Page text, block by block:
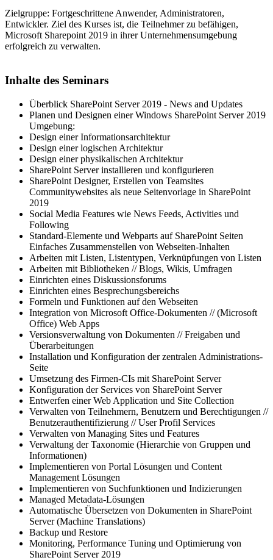
Zielgruppe: Fortgeschrittene Anwender, Administratoren,
Entwickler. Ziel des Kurses ist, die Teilnehmer zu befähigen,
Microsoft Sharepoint 2019 in ihrer Unternehmensumgebung
erfolgreich zu verwalten.
Inhalte des Seminars
Überblick SharePoint Server 2019 - News and Updates
Planen und Designen einer Windows SharePoint Server 2019
Umgebung:
Design einer Informationsarchitektur
Design einer logischen Architektur
Design einer physikalischen Architektur
SharePoint Server installieren und konfigurieren
SharePoint Designer, Erstellen von Teamsites
Communitywebsites als neue Seitenvorlage in SharePoint
2019
Social Media Features wie News Feeds, Activities und
Following
Standard-Elemente und Webparts auf SharePoint Seiten
Einfaches Zusammenstellen von Webseiten-Inhalten
Arbeiten mit Listen, Listentypen, Verknüpfungen von Listen
Arbeiten mit Bibliotheken // Blogs, Wikis, Umfragen
Einrichten eines Diskussionsforums
Einrichten eines Besprechungsbereichs
Formeln und Funktionen auf den Webseiten
Integration von Microsoft Office-Dokumenten // (Microsoft
Office) Web Apps
Versionsverwaltung von Dokumenten // Freigaben und
Überarbeitungen
Installation und Konfiguration der zentralen Administrations-
Seite
Umsetzung des Firmen-CIs mit SharePoint Server
Konfiguration der Services von SharePoint Server
Entwerfen einer Web Application und Site Collection
Verwalten von Teilnehmern, Benutzern und Berechtigungen //
Benutzerauthentifizierung // User Profil Services
Verwalten von Managing Sites und Features
Verwaltung der Taxonomie (Hierarchie von Gruppen und
Informationen)
Implementieren von Portal Lösungen und Content
Management Lösungen
Implementieren von Suchfunktionen und Indizierungen
Managed Metadata-Lösungen
Automatische Übersetzen von Dokumenten in SharePoint
Server (Machine Translations)
Backup und Restore
Monitoring, Performance Tuning und Optimierung von
SharePoint Server 2019